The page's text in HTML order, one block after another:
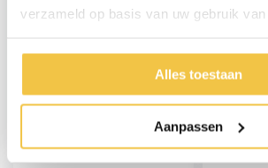
verzameld op basis van uw gebruik van
Alles toestaan
Aanpassen
Performance met
luchtbanden - Groen
Rollz
Zwart
2.990,-